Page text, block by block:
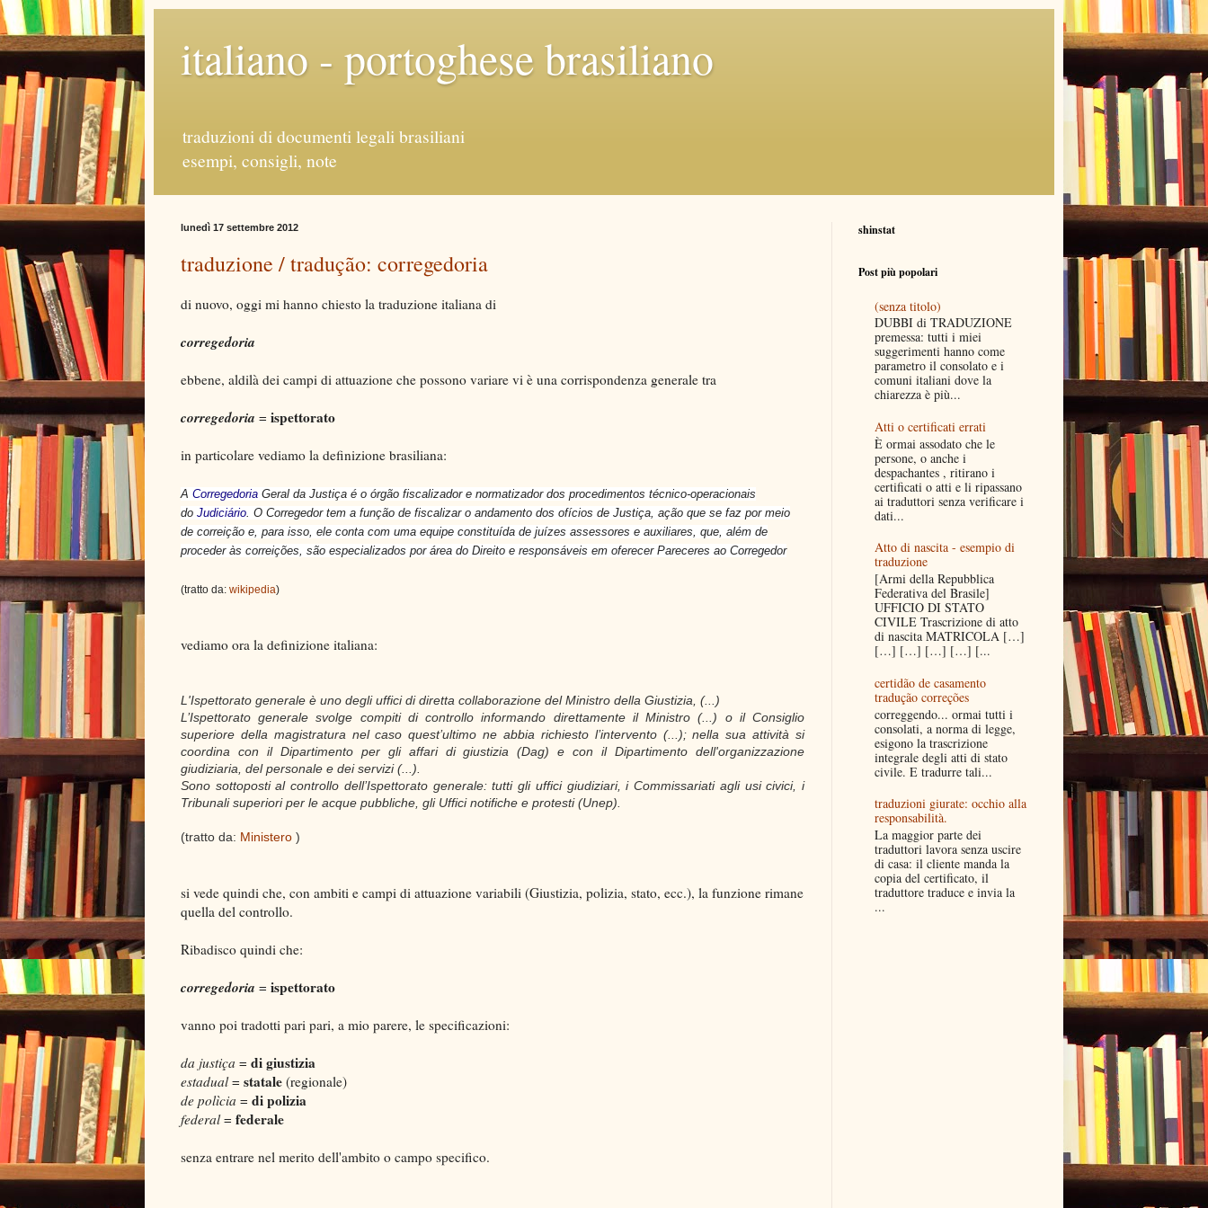
italiano - portoghese brasiliano
traduzioni di documenti legali brasiliani
esempi, consigli, note
lunedì 17 settembre 2012
traduzione / tradução: corregedoria
di nuovo, oggi mi hanno chiesto la traduzione italiana di
corregedoria
ebbene, aldilà dei campi di attuazione che possono variare vi è una corrispondenza generale tra
corregedoria = ispettorato
in particolare vediamo la definizione brasiliana:
A Corregedoria Geral da Justiça é o órgão fiscalizador e normatizador dos procedimentos técnico-operacionais
do Judiciário . O Corregedor tem a função de fiscalizar o andamento dos ofícios de Justiça, ação que se faz por meio
de correição e, para isso, ele conta com uma equipe constituída de juízes assessores e auxiliares, que, além de
proceder às correições, são especializados por área do Direito e responsáveis em oferecer Pareceres ao Corregedor
(tratto da: wikipedia)
vediamo ora la definizione italiana:
L'Ispettorato generale è uno degli uffici di diretta collaborazione del Ministro della Giustizia, (...)
L’Ispettorato generale svolge compiti di controllo informando direttamente il Ministro (...) o il Consiglio
superiore della magistratura nel caso quest’ultimo ne abbia richiesto l’intervento (...); nella sua attività si
coordina con il Dipartimento per gli affari di giustizia (Dag) e con il Dipartimento dell'organizzazione
giudiziaria, del personale e dei servizi (...).
Sono sottoposti al controllo dell’Ispettorato generale: tutti gli uffici giudiziari, i Commissariati agli usi civici, i
Tribunali superiori per le acque pubbliche, gli Uffici notifiche e protesti (Unep).
(tratto da: Ministero )
si vede quindi che, con ambiti e campi di attuazione variabili (Giustizia, polizia, stato, ecc.), la funzione rimane
quella del controllo.
Ribadisco quindi che:
corregedoria = ispettorato
vanno poi tradotti pari pari, a mio parere, le specificazioni:
da justiça = di giustizia
estadual= statale (regionale)
de polìcia = di polizia
federal= federale
senza entrare nel merito dell'ambito o campo specifico.
shinstat
Post più popolari
(senza titolo)
DUBBI di TRADUZIONE
premessa: tutti i miei
suggerimenti hanno come
parametro il consolato e i
comuni italiani dove la
chiarezza è più...
Atti o certificati errati
È ormai assodato che le
persone, o anche i
despachantes , ritirano i
certificati o atti e li ripassano
ai traduttori senza verificare i
dati...
Atto di nascita - esempio di
traduzione
[Armi della Repubblica
Federativa del Brasile]
UFFICIO DI STATO
CIVILE Trascrizione di atto
di nascita MATRICOLA […]
[…] […] […] […] [...
certidão de casamento
tradução correções
correggendo... ormai tutti i
consolati, a norma di legge,
esigono la trascrizione
integrale degli atti di stato
civile. E tradurre tali...
traduzioni giurate: occhio alla
responsabilità.
La maggior parte dei
traduttori lavora senza uscire
di casa: il cliente manda la
copia del certificato, il
traduttore traduce e invia la
...